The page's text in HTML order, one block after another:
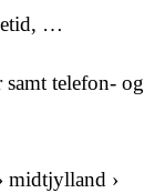
…
telefon- og
midtjylland ›